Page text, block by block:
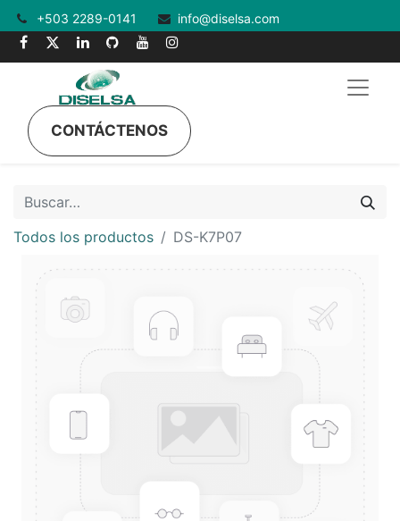
+503 2289-0141 info@diselsa.com
CONTÁCTENOS
Todos los productos DS-K7P07